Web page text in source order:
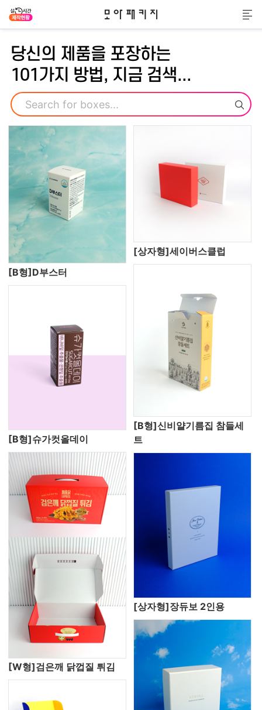
모아패키지
메
당신의 제품을 포장하는
101가지 방법, 지금 검색...
검색
[B형]D부스터
[상자형]세이버스클럽
[B형]슈가컷올데이
[B형]신비얄기름집 참들세
트
[W형]검은깨 닭껍질 튀김
[상자형]장듀보 2인용